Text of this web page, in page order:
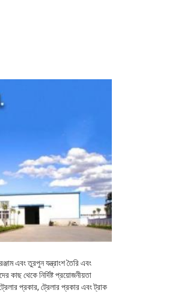
এবং তুরপুন যন্ত্রাংশ তৈরি এবং
কাছ থেকে নির্দিষ্ট প্রয়োজনীয়তা
প্রকার, ট্রেলার প্রকার এবং ট্রাক